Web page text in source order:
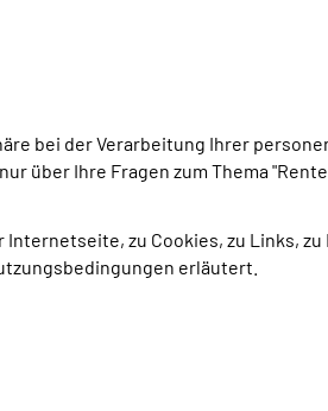
bei der Verarbeitung Ihrer
über Ihre Fragen zum Thema
zu Cookies, zu Links, zu
erläutert.